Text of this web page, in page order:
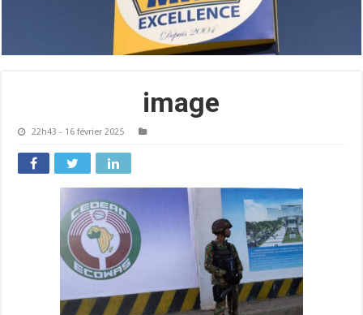
image
22h43 - 16 février 2025